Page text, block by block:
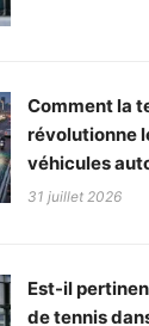
Comment la
révolutionne
véhicules
31 juillet 2026
Est-il
de tennis